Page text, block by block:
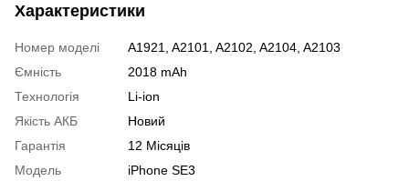
Характеристики
Номер моделі
A1921, A2101, A2102, A2104, A2103
Ємність
2018 mAh
Технологія
Li-ion
Якість АКБ
Новий
Гарантія
12 Місяців
Модель
iPhone SE3